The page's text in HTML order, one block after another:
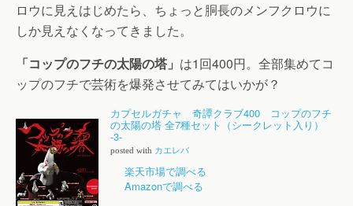
ロウに見えはじめたら、ちょっと胴長のメンフクロウに
しか見えなくなってきました。
「コップのフチの太陽の塔」 は1回400円。全部集めてコ
ップのフチで芸術を爆発させてみてはいかが？
カプセルガチャ 奇譚クラブ400 コップのフチ
の太陽の塔 全7種セット（シークレット入り）
-3-
posted with カエレバ
楽天市場で調べる
Amazonで調べる